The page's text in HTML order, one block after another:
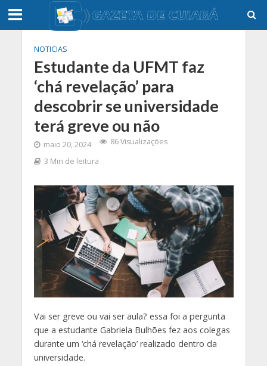
NOTICIAS
Estudante da UFMT faz
‘chá revelação’ para
descobrir se universidade
terá greve ou não
maio 20, 2024
86 Visualizações
3 Min de leitura
Vai ser greve ou vai ser aula? essa foi a pergunta
que a estudante Gabriela Bulhões fez aos colegas
durante um ‘chá revelação’ realizado dentro da
universidade.